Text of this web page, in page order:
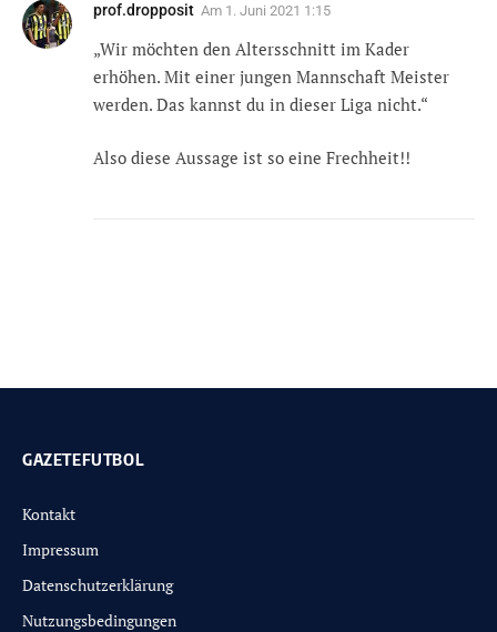
prof.dropposit Am 1. Juni 2021 1:15
„Wir möchten den Altersschnitt im Kader
erhöhen. Mit einer jungen Mannschaft Meister
werden. Das kannst du in dieser Liga nicht.“
Also diese Aussage ist so eine Frechheit!!
GAZETEFUTBOL
Kontakt
Impressum
Datenschutzerklärung
Nutzungsbedingungen